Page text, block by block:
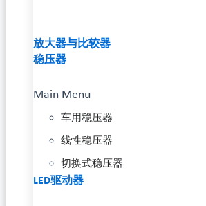
放大器与比较器
稳压器
Main Menu
车用稳压器
线性稳压器
切换式稳压器
LED驱动器